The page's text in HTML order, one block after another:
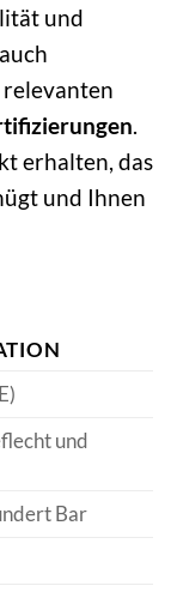
und
.
erhalten, das
und Ihnen
und
Bar